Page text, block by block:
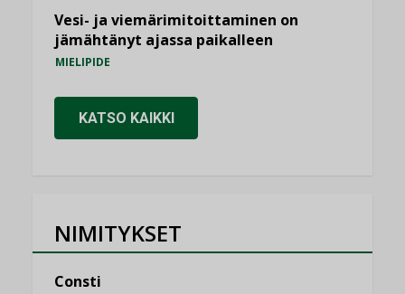
Vesi- ja viemärimitoittaminen on
jämähtänyt ajassa paikalleen
MIELIPIDE
KATSO KAIKKI
NIMITYKSET
Consti